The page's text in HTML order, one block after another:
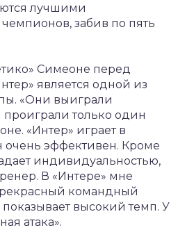
лучшими
забив по пять
Симеоне перед
является одной из
«Они выиграли
только один
«Интер» играет в
очень эффективен. Кроме
индивидуальностью,
В «Интере» мне
командный
показывает высокий темп. У
атака».